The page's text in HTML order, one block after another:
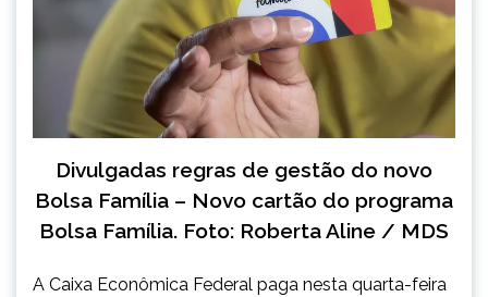
Divulgadas regras de gestão do novo
Bolsa Família – Novo cartão do programa
Bolsa Família. Foto: Roberta Aline / MDS
A Caixa Econômica Federal paga nesta quarta-feira